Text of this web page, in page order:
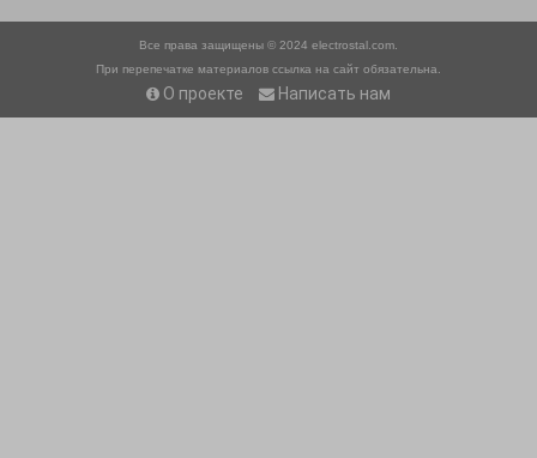
Все права защищены © 2024 electrostal.com.
При перепечатке материалов ссылка на сайт обязательна.
О проекте Написать нам